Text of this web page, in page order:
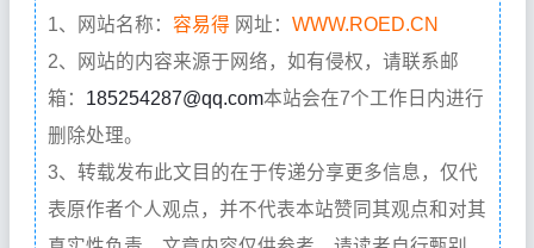
1、网站名称： 容易得 网址： WWW.ROED.CN
2、网站的内容来源于网络，如有侵权，请联系邮
箱： 185254287@qq.com本站会在7个工作日内进行
删除处理。
3、转载发布此文目的在于传递分享更多信息，仅代
表原作者个人观点，并不代表本站赞同其观点和对其